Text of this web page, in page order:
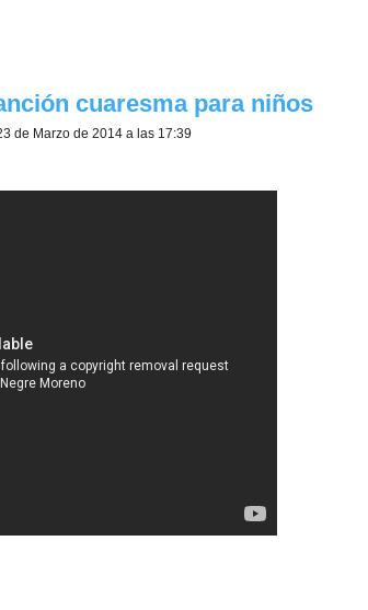
cuaresma para niños
de Marzo de 2014 a las 17:39